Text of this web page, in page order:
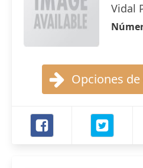
Vidal
Opciones